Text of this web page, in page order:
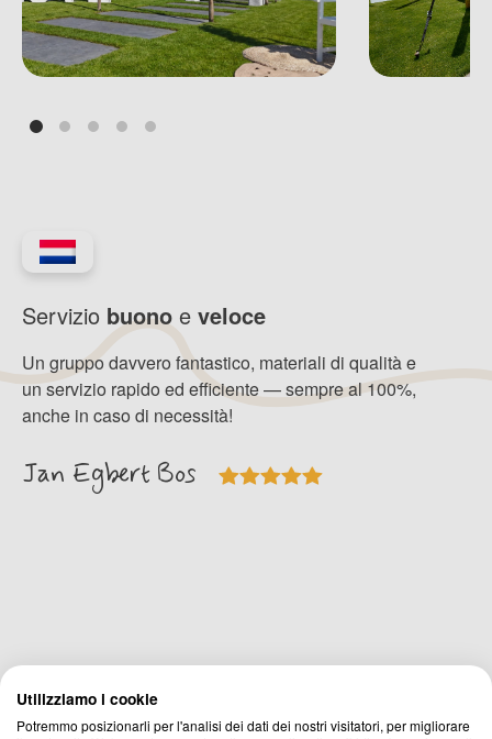
Servizio buono e veloce
Un gruppo davvero fantastico, materiali di qualità e
un servizio rapido ed efficiente — sempre al 100%,
anche in caso di necessità!
Jan Egbert Bos
Haidomandeo vuoi
Utilizziamo i cookie
Potremmo posizionarli per l'analisi dei dati dei nostri visitatori, per migliorare